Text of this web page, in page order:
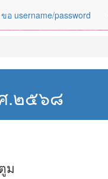
ขอ username/password
.๒๕๖๘
ม